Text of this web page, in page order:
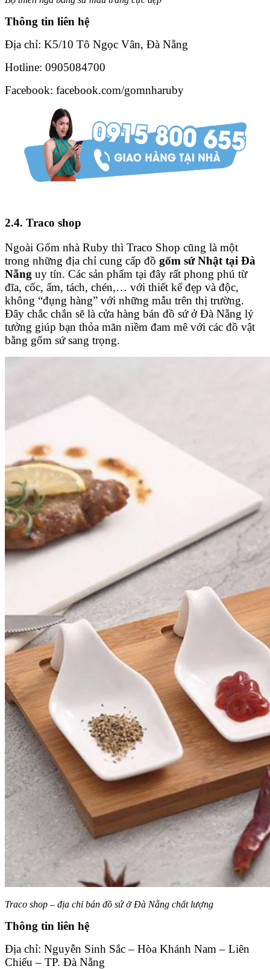
Thông tin liên hệ
Địa chỉ: K5/10 Tô Ngọc Vân, Đà Nẵng
Hotline: 0905084700
Facebook: facebook.com/gomnharuby
2.4. Traco shop
Ngoài Gốm nhà Ruby thì Traco Shop cũng là một
trong những địa chỉ cung cấp đồ gốm sứ Nhật tại Đà
Nẵng uy tín. Các sản phẩm tại đây rất phong phú từ
đĩa, cốc, ấm, tách, chén,… với thiết kế đẹp và độc,
không “đụng hàng” với những mẫu trên thị trường.
Đây chắc chắn sẽ là cửa hàng bán đồ sứ ở Đà Nẵng lý
tưởng giúp bạn thỏa mãn niềm đam mê với các đồ vật
bằng gốm sứ sang trọng.
Traco shop – địa chỉ bán đồ sứ ở Đà Nẵng chất lượng
Thông tin liên hệ
Địa chỉ: Nguyễn Sinh Sắc – Hòa Khánh Nam – Liên
Chiểu – TP. Đà Nẵng